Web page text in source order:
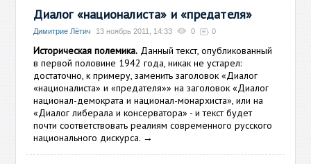
Диалог «националиста» и «предателя»
Димитрие Лётич 13 ноябрь 2011, 14:33 0 0
Историческая полемика. Данный текст, опубликованный
в первой половине 1942 года, никак не устарел:
достаточно, к примеру, заменить заголовок «Диалог
«националиста» и «предателя»» на заголовок «Диалог
национал-демократа и национал-монархиста», или на
«Диалог либерала и консерватора» - и текст будет
почти соответствовать реалиям современного русского
национального дискурса. →